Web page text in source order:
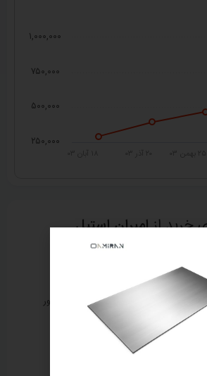
۲۵۰,۰۰۰
۵۰۰,۰۰۰
۷۵۰,۰۰۰
۱,۰۰۰,۰۰۰
خرید ازامیران استیل
بررسی و صدور پیش‌فاکتور